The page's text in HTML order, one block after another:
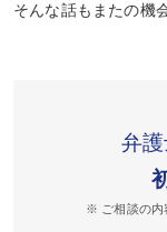
そんな話もまたの機
弁護
※ ご相談の内